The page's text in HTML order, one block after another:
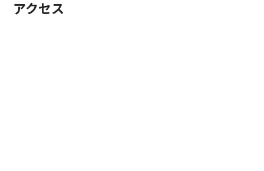
アクセス